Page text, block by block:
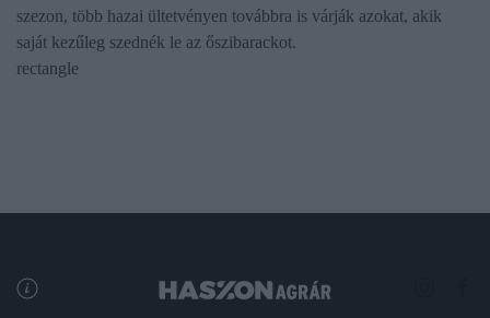
szezon, több hazai ültetvényen továbbra is várják azokat, akik
saját kezűleg szednék le az őszibarackot.
rectangle